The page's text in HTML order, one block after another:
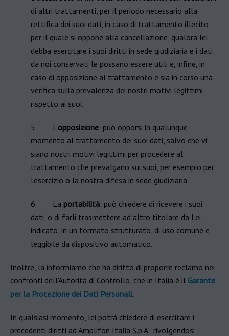
di altri trattamenti, per il periodo necessario alla
rettifica dei suoi dati, in caso di trattamento illecito
per il quale si oppone alla cancellazione, qualora lei
debba esercitare i suoi diritti in sede giudiziaria e i dati
da noi conservati le possano essere utili e, infine, in
caso di opposizione al trattamento e sia in corso una
verifica sulla prevalenza dei nostri motivi legittimi
rispetto ai suoi.
5. L’opposizione: può opporsi in qualunque
momento al trattamento dei suoi dati, salvo che vi
siano nostri motivi legittimi per procedere al
trattamento che prevalgano sui suoi, per esempio per
l’esercizio o la nostra difesa in sede giudiziaria.
6. La portabilità: può chiedere di ricevere i suoi
dati, o di farli trasmettere ad altro titolare da Lei
indicato, in un formato strutturato, di uso comune e
leggibile da dispositivo automatico.
Inoltre, la informiamo che ha diritto di proporre reclamo nei
confronti dell’Autorità di Controllo, che in Italia è il Garante
per la Protezione dei Dati Personali.
In qualsiasi momento, lei potrà chiedere di esercitare i
precedenti diritti ad Amplifon Italia S.p.A. rivolgendosi